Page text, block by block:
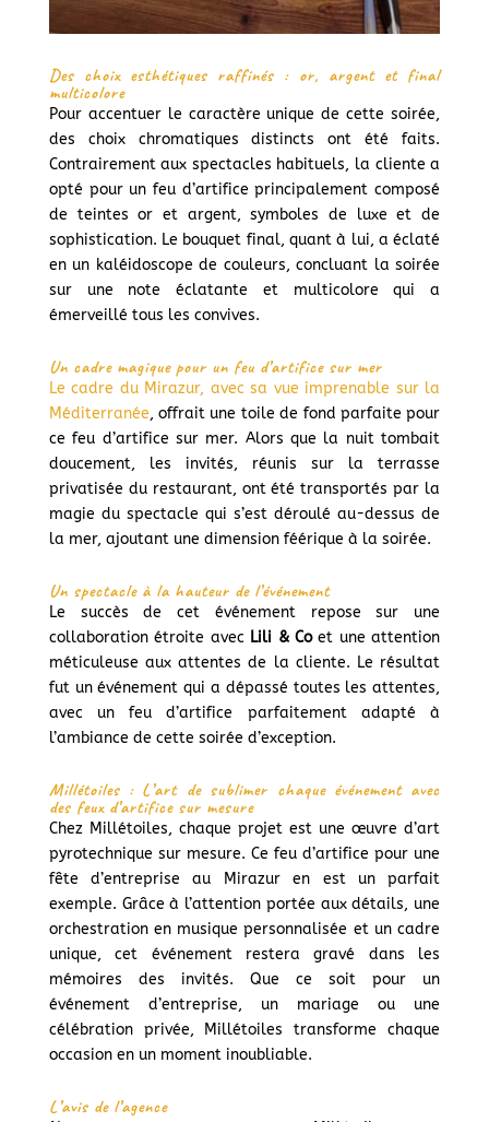
Des choix esthétiques raffinés : or, argent et final
multicolore
Pour accentuer le caractère unique de cette soirée,
des choix chromatiques distincts ont été faits.
Contrairement aux spectacles habituels, la cliente a
opté pour un feu d’artifice principalement composé
de teintes or et argent, symboles de luxe et de
sophistication. Le bouquet final, quant à lui, a éclaté
en un kaléidoscope de couleurs, concluant la soirée
sur une note éclatante et multicolore qui a
émerveillé tous les convives.
Un cadre magique pour un feu d’artifice sur mer
Le cadre du Mirazur, avec sa vue imprenable sur la
Méditerranée, offrait une toile de fond parfaite pour
ce feu d’artifice sur mer. Alors que la nuit tombait
doucement, les invités, réunis sur la terrasse
privatisée du restaurant, ont été transportés par la
magie du spectacle qui s’est déroulé au-dessus de
la mer, ajoutant une dimension féérique à la soirée.
Un spectacle à la hauteur de l’événement
Le succès de cet événement repose sur une
collaboration étroite avec Lili & Coet une attention
méticuleuse aux attentes de la cliente. Le résultat
fut un événement qui a dépassé toutes les attentes,
avec un feu d’artifice parfaitement adapté à
l’ambiance de cette soirée d’exception.
Millétoiles : L’art de sublimer chaque événement avec
des feux d’artifice sur mesure
Chez Millétoiles, chaque projet est une œuvre d’art
pyrotechnique sur mesure. Ce feu d’artifice pour une
fête d’entreprise au Mirazur en est un parfait
exemple. Grâce à l’attention portée aux détails, une
orchestration en musique personnalisée et un cadre
unique, cet événement restera gravé dans les
mémoires des invités. Que ce soit pour un
événement d’entreprise, un mariage ou une
célébration privée, Millétoiles transforme chaque
occasion en un moment inoubliable.
L’avis de l’agence